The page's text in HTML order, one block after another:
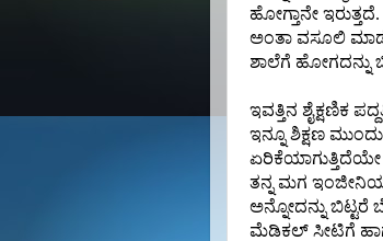
ಹೋಗ್ತಾನೇ
ಅಂತಾ ವಸೂಲಿ
ಶಾಲೆಗೆ ಹೋಗದನ್ನು
ಇವತ್ತಿನ ಶೈಕ್ಷಣಿಕ
ಇನ್ನೂ ಶಿಕ್ಷಣ
ಏರಿಕೆಯಾಗುತ್ತಿದೆಯೇ
ತನ್ನ ಮಗ
ಅನ್ನೋದನ್ನು
ಮೆಡಿಕಲ್ ಸೀಟಿಗೆ